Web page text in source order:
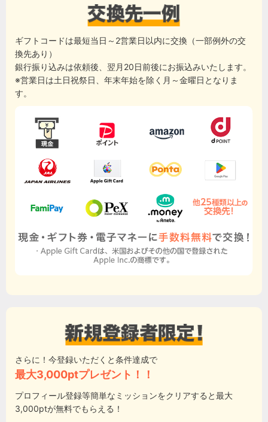
ギフトコードは最短当日～2営業日以内に交換（一部例外の交
換先あり）
銀行振り込みは依頼後、翌月20日前後にお振込みいたします。
※営業日は土日祝祭日、年末年始を除く月～金曜日となりま
す。
さらに！今登録いただくと条件達成で
最大3,000ptプレゼント！！
プロフィール登録等簡単なミッションをクリアすると最大
3,000ptが無料でもらえる！